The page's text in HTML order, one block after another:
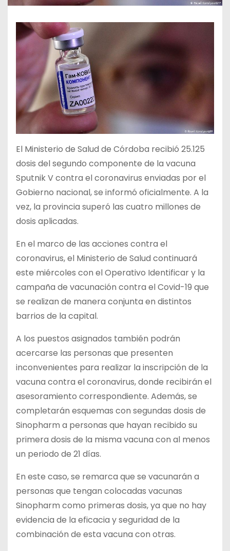
El Ministerio de Salud de Córdoba recibió 25.125
dosis del segundo componente de la vacuna
Sputnik V contra el coronavirus enviadas por el
Gobierno nacional, se informó oficialmente. A la
vez, la provincia superó las cuatro millones de
dosis aplicadas.
En el marco de las acciones contra el
coronavirus, el Ministerio de Salud continuará
este miércoles con el Operativo Identificar y la
campaña de vacunación contra el Covid-19 que
se realizan de manera conjunta en distintos
barrios de la capital.
A los puestos asignados también podrán
acercarse las personas que presenten
inconvenientes para realizar la inscripción de la
vacuna contra el coronavirus, donde recibirán el
asesoramiento correspondiente. Además, se
completarán esquemas con segundas dosis de
Sinopharm a personas que hayan recibido su
primera dosis de la misma vacuna con al menos
un periodo de 21 días.
En este caso, se remarca que se vacunarán a
personas que tengan colocadas vacunas
Sinopharm como primeras dosis, ya que no hay
evidencia de la eficacia y seguridad de la
combinación de esta vacuna con otras.